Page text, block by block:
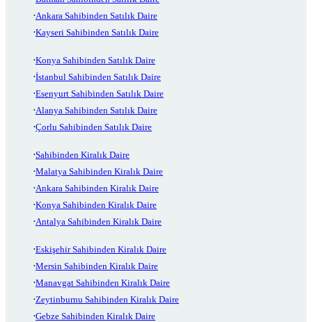
Ankara Sahibinden Satılık Daire
Kayseri Sahibinden Satılık Daire
Konya Sahibinden Satılık Daire
İstanbul Sahibinden Satılık Daire
Esenyurt Sahibinden Satılık Daire
Alanya Sahibinden Satılık Daire
Çorlu Sahibinden Satılık Daire
Sahibinden Kiralık Daire
Malatya Sahibinden Kiralık Daire
Ankara Sahibinden Kiralık Daire
Konya Sahibinden Kiralık Daire
Antalya Sahibinden Kiralık Daire
Eskişehir Sahibinden Kiralık Daire
Mersin Sahibinden Kiralık Daire
Manavgat Sahibinden Kiralık Daire
Zeytinburnu Sahibinden Kiralık Daire
Gebze Sahibinden Kiralık Daire